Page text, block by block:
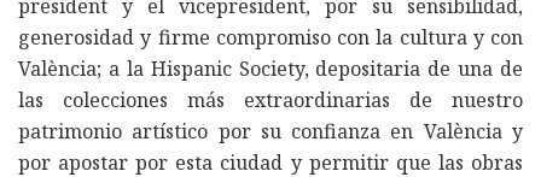
president y el vicepresident, por su sensibilidad,
generosidad y firme compromiso con la cultura y con
València; a la Hispanic Society, depositaria de una de
las colecciones más extraordinarias de nuestro
patrimonio artístico por su confianza en València y
por apostar por esta ciudad y permitir que las obras